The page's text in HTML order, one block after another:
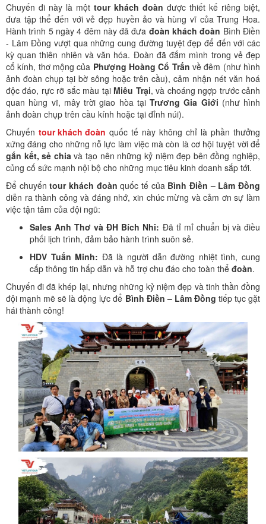
Chuyến đi này là một tour khách đoàn được thiết kế riêng biệt,
đưa tập thể đến với vẻ đẹp huyền ảo và hùng vĩ của Trung Hoa.
Hành trình 5 ngày 4 đêm này đã đưa đoàn khách đoàn Bình Điền
- Lâm Đồng vượt qua những cung đường tuyệt đẹp để đến với các
kỳ quan thiên nhiên và văn hóa. Đoàn đã đắm mình trong vẻ đẹp
cổ kính, thơ mộng của Phượng Hoàng Cổ Trấn về đêm (như hình
ảnh đoàn chụp tại bờ sông hoặc trên cầu), cảm nhận nét văn hoá
độc đáo, rực rỡ sắc màu tại Miêu Trại, và choáng ngợp trước cảnh
quan hùng vĩ, mây trời giao hòa tại Trương Gia Giới (như hình
ảnh đoàn chụp trên cầu kính hoặc tại đỉnh núi).
Chuyến tour khách đoàn quốc tế này không chỉ là phần thưởng
xứng đáng cho những nỗ lực làm việc mà còn là cơ hội tuyệt vời để
gắn kết, sẻ chia và tạo nên những kỷ niệm đẹp bên đồng nghiệp,
củng cố sức mạnh nội bộ cho những mục tiêu kinh doanh sắp tới.
Để chuyếntour khách đoàn quốc tế của Bình Điền – Lâm Đồng
diễn ra thành công và đáng nhớ, xin chúc mừng và cảm ơn sự làm
việc tận tâm của đội ngũ:
Sales Anh Thơ và ĐH Bích Nhi: Đã tỉ mỉ chuẩn bị và điều
phối lịch trình, đảm bảo hành trình suôn sẻ.
HDV Tuấn Minh: Đã là người dẫn đường nhiệt tình, cung
cấp thông tin hấp dẫn và hỗ trợ chu đáo cho toàn thể đoàn.
Chuyến đi đã khép lại, nhưng những kỷ niệm đẹp và tinh thần đồng
đội mạnh mẽ sẽ là động lực để Bình Điền – Lâm Đồng tiếp tục gặt
hái thành công!